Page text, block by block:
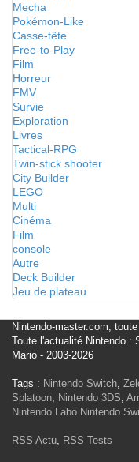
Mecha
Pokémon-Like
Casse-tête
Free-to-Play
Film
Horreur
FMV
Survie
Exploration
Livres
Tactical-RPG
Twin-stick shooter
City Builder
LEGO
Multi
Cinéma
Film
console
Autre
Deck Builder
Jeu de plateau
Nintendo-master.com,
Toute l'actualité Nintendo :
Mario - 2003-2026
Tags : Nintendo Switch,
Splatoon, Nintendo 3DS,
Nintendo Labo Nintendo
RSS Actu, RSS Tests